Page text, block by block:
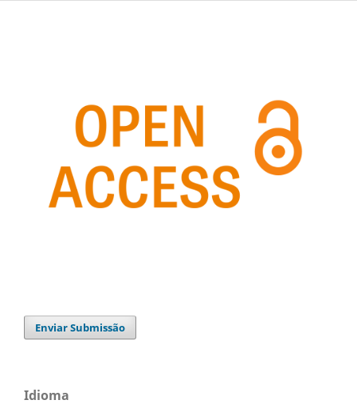
Enviar Submissão
Idioma